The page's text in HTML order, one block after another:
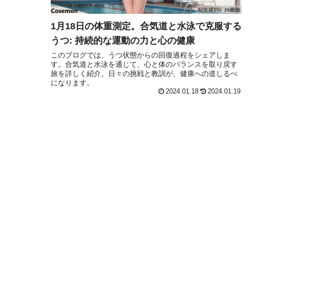
1月18日の体重測定。合気道と水泳で克服する
うつ: 持続的な運動の力と心の健康
このブログでは、うつ状態からの回復過程をシェアしま
す。合気道と水泳を通じて、心と体のバランスを取り戻す
旅を詳しく紹介。日々の挑戦と教訓が、健康への道しるべ
になります。
2024.01.18 2024.01.19